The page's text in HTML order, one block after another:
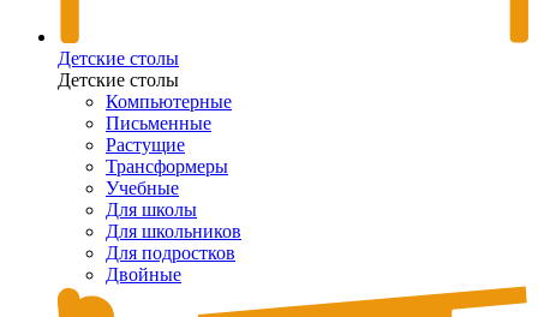
Детские столы
Детские столы
Компьютерные
Письменные
Растущие
Трансформеры
Учебные
Для школы
Для школьников
Для подростков
Двойные